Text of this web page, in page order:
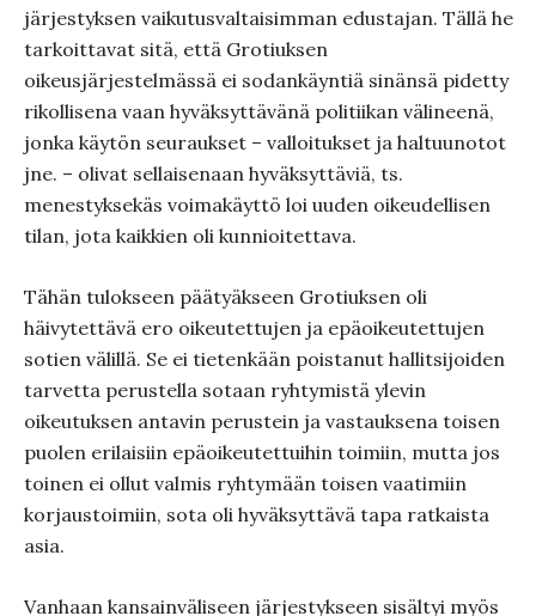
järjestyksen vaikutusvaltaisimman edustajan. Tällä he
tarkoittavat sitä, että Grotiuksen
oikeusjärjestelmässä ei sodankäyntiä sinänsä pidetty
rikollisena vaan hyväksyttävänä politiikan välineenä,
jonka käytön seuraukset – valloitukset ja haltuunotot
jne. – olivat sellaisenaan hyväksyttäviä, ts.
menestyksekäs voimakäyttö loi uuden oikeudellisen
tilan, jota kaikkien oli kunnioitettava.
Tähän tulokseen päätyäkseen Grotiuksen oli
häivytettävä ero oikeutettujen ja epäoikeutettujen
sotien välillä. Se ei tietenkään poistanut hallitsijoiden
tarvetta perustella sotaan ryhtymistä ylevin
oikeutuksen antavin perustein ja vastauksena toisen
puolen erilaisiin epäoikeutettuihin toimiin, mutta jos
toinen ei ollut valmis ryhtymään toisen vaatimiin
korjaustoimiin, sota oli hyväksyttävä tapa ratkaista
asia.
Vanhaan kansainväliseen järjestykseen sisältyi myös